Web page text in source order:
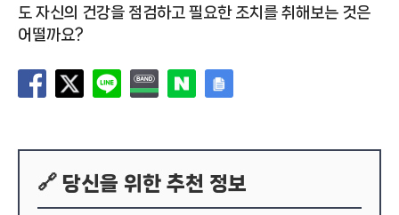
도 자신의 건강을 점검하고 필요한 조치를 취해보는 것은
어떨까요?
🔗 당신을 위한 추천 정보